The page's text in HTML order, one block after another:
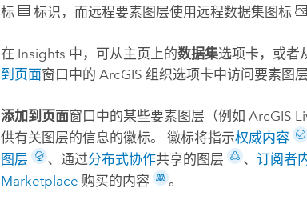
标
标识，而远程要素图层使用远程数据集图标
在 Insights 中，可从主页上的数据集选项卡，或者
到页面窗口中的 ArcGIS 组织选项卡中访问要素图层
添加到页面窗口中的某些要素图层（例如ArcGIS
供有关图层的信息的徽标。 徽标将指示权威内容
图层
、通过分布式协作共享的图层 、订阅者
Marketplace 购买的内容 。